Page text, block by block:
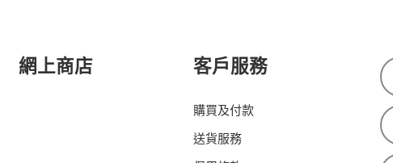
網上商店 客戶服務
購買及付款
送貨服務